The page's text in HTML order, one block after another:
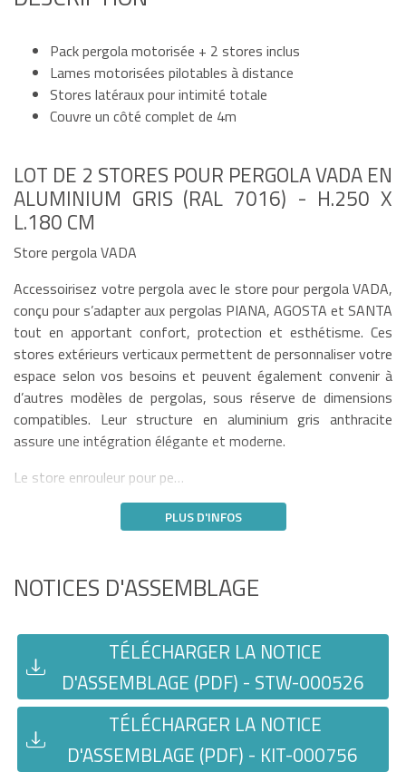
Pack pergola motorisée + 2 stores inclus
Lames motorisées pilotables à distance
Stores latéraux pour intimité totale
Couvre un côté complet de 4m
LOT DE 2 STORES POUR PERGOLA VADA EN
ALUMINIUM GRIS (RAL 7016) - H.250 X
L.180 CM
Store pergola VADA
Accessoirisez votre pergola avec le store pour pergola VADA,
conçu pour s’adapter aux pergolas PIANA, AGOSTA et SANTA
tout en apportant confort, protection et esthétisme. Ces
stores extérieurs verticaux permettent de personnaliser votre
espace selon vos besoins et peuvent également convenir à
d’autres modèles de pergolas, sous réserve de dimensions
compatibles. Leur structure en aluminium gris anthracite
assure une intégration élégante et moderne.
Le store enrouleur pour pe…
PLUS D'INFOS
NOTICES D'ASSEMBLAGE
TÉLÉCHARGER LA NOTICE
D'ASSEMBLAGE (PDF) - STW-000526
TÉLÉCHARGER LA NOTICE
D'ASSEMBLAGE (PDF) - KIT-000756